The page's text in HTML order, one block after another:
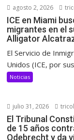
agosto 2, 2026
ICE en Miami
migrantes en el
Alligator
El Servicio de
Unidos (ICE, por
Noticias
julio 31, 2026
El Tribunal
de 15 años
Odebrecht y da